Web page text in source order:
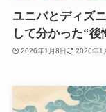
ユニバとディズ
して分かった“後
2026年1月8日 2026年1